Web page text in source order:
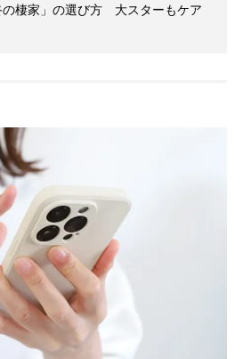
の棲家」の選び方 大スターもケア